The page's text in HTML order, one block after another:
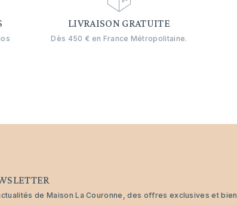
LIVRAISON GRATUITE
Dès 450 € en France Métropolitaine.
de Maison La Couronne, des offres exclusives et bien